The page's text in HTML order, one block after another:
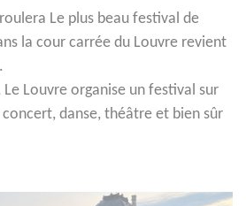
Le plus beau festival de
la cour carrée du Louvre revient
Louvre organise un festival sur
danse, théâtre et bien sûr